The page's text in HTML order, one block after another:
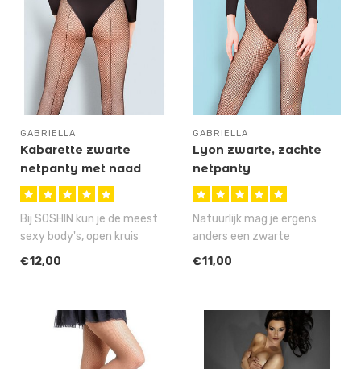
GABRIELLA
Kabarette zwarte
netpanty met naad
Bij SOSHIN kun je de meest
sexy body's, open kruis
panty's en catsuits kopen,
€12,00
GABRIELLA
Lyon zwarte, zachte
netpanty
Natuurlijk mag je ergens
anders een zwarte
netpanty voor 99 cent
€11,00